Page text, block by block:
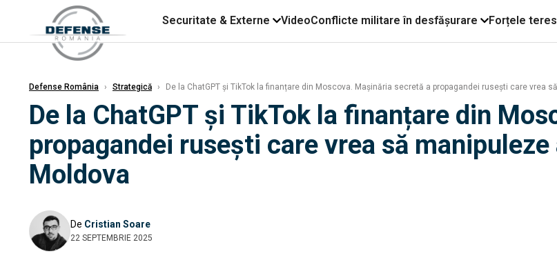
Securitate & Externe VideoConflicte militare în desfășurare Forțele
Defense România › Strategică › De la ChatGPT și TikTok la finanțare din Moscova. Mașinăria secretă a propagandei ruseşti care vrea
De la ChatGPT și TikTok la finanțare din
propagandei ruseşti care vrea să
Moldova
De Cristian Soare
22 SEPTEMBRIE 2025